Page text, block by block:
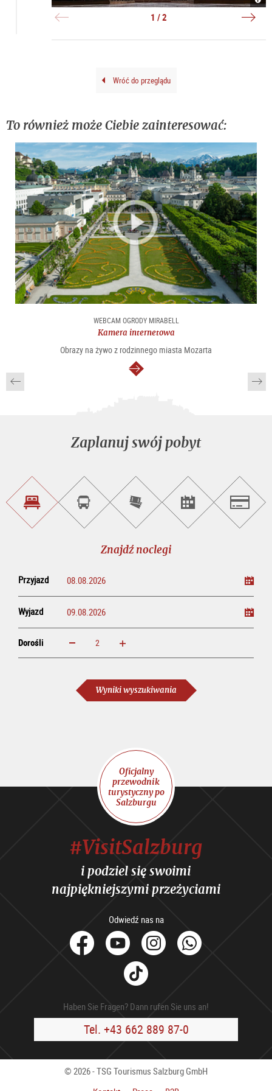
||
1 / 2
Wróć do przeglądu
To również może Ciebie zainteresować:
WEBCAM OGRODY MIRABELL
Kamera internetowa
Obrazy na żywo z rodzinnego miasta Mozarta
dalej
Zaplanuj swój pobyt
Znajdź
noclegi
Rezerwacja
wycieczek
Kup
bilety
on-
Szukaj
imprez
Znajdź noclegi
Przyjazd
Wyjazd
Dorośli powiększ zmniejsz
Wyniki wyszukiwania
Oficjalny
przewodnik
turystyczny po
Salzburgu
#VisitSalzburg
i podziel się swoimi
najpiękniejszymi przeżyciami
Odwiedź nas na
facebook
YoutubeInstagram
Tik
Tok
Haben Sie Fragen? Dann rufen Sie uns an!
Tel. +43 662 889 87-0
© 2026 - TSG Tourismus Salzburg GmbH